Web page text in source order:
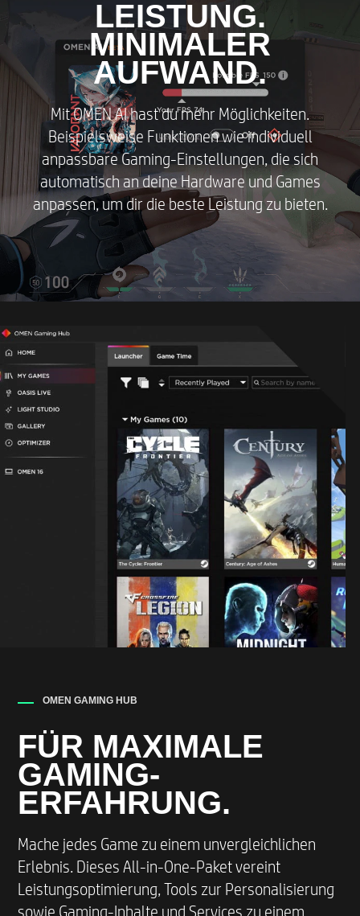
LEISTUNG.
MINIMALER
AUFWAND.
Mit OMEN AI hast du mehr Möglichkeiten.
Beispielsweise Funktionen wie individuell
anpassbare Gaming-Einstellungen, die sich
automatisch an deine Hardware und Games
anpassen, um dir die beste Leistung zu bieten.
OMEN GAMING HUB
FÜR MAXIMALE
GAMING-
ERFAHRUNG.
Mache jedes Game zu einem unvergleichlichen
Erlebnis. Dieses All-in-One-Paket vereint
Leistungsoptimierung, Tools zur Personalisierung